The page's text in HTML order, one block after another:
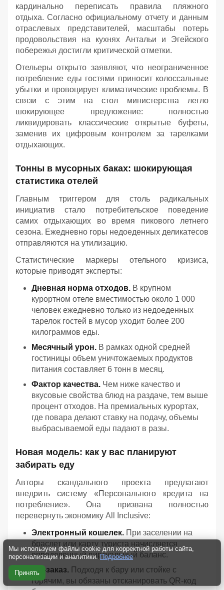
кардинально переписать правила пляжного
отдыха. Согласно официальному отчету и данным
отраслевых представителей, масштабы потерь
продовольствия на кухнях Антальи и Эгейского
побережья достигли критической отметки.
Отельеры открыто заявляют, что неограниченное
потребление еды гостями приносит колоссальные
убытки и провоцирует климатические проблемы. В
связи с этим на стол министерства легло
шокирующее предложение: полностью
ликвидировать классические открытые буфеты,
заменив их цифровым контролем за тарелками
отдыхающих.
Тонны в мусорных баках: шокирующая
статистика отелей
Главным триггером для столь радикальных
инициатив стало потребительское поведение
самих отдыхающих во время пикового летнего
сезона. Ежедневно горы недоеденных деликатесов
отправляются на утилизацию.
Статистические маркеры отельного кризиса,
которые приводят эксперты:
Дневная норма отходов. В крупном
курортном отеле вместимостью около 1 000
человек ежедневно только из недоеденных
тарелок гостей в мусор уходит более 200
килограммов еды.
Месячный урон. В рамках одной средней
гостиницы объем уничтожаемых продуктов
питания составляет 6 тонн в месяц.
Фактор качества. Чем ниже качество и
вкусовые свойства блюд на раздаче, тем выше
процент отходов. На премиальных курортах,
где повара делают ставку на подачу, объемы
выбрасываемой еды падают в разы.
Новая модель: как у вас планируют
забирать еду
Авторы скандального проекта предлагают
внедрить систему «Персонального кредита на
потребление». Она призвана полностью
перевернуть экономику All Inclusive:
Электронный кошелек. При заселении на
браслет или карту туриста начисляется
определенный виртуальный баланс.
QR-заказ. Подходя к бару или стойке с
горячим, вы обязаны отсканировать QR-код
Мы используем файлы cookie для корректной работы сайта,
персонализации и аналитики. Подробнее
Принять